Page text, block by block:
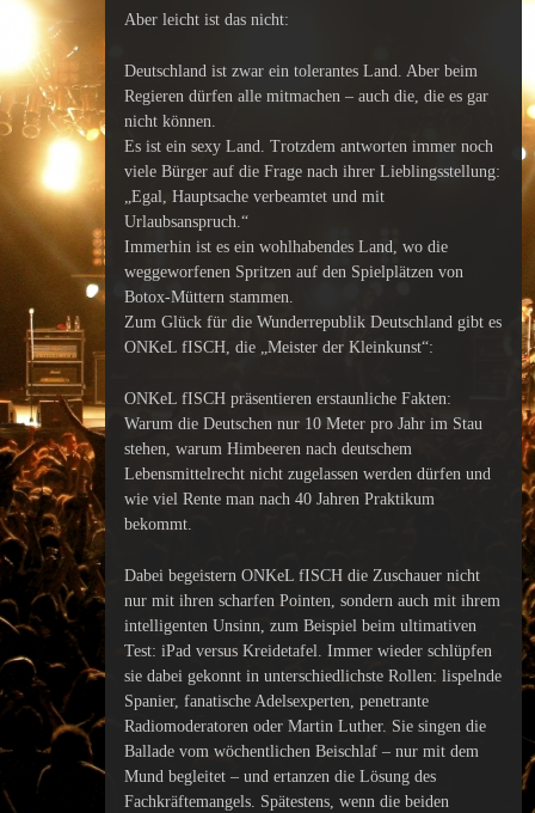
Aber leicht ist das nicht:
Deutschland ist zwar ein tolerantes Land. Aber beim
Regieren dürfen alle mitmachen – auch die, die es gar
nicht können.
Es ist ein sexy Land. Trotzdem antworten immer noch
viele Bürger auf die Frage nach ihrer Lieblingsstellung:
„Egal, Hauptsache verbeamtet und mit
Urlaubsanspruch.“
Immerhin ist es ein wohlhabendes Land, wo die
weggeworfenen Spritzen auf den Spielplätzen von
Botox-Müttern stammen.
Zum Glück für die Wunderrepublik Deutschland gibt es
ONKeL fISCH, die „Meister der Kleinkunst“:
ONKeL fISCH präsentieren erstaunliche Fakten:
Warum die Deutschen nur 10 Meter pro Jahr im Stau
stehen, warum Himbeeren nach deutschem
Lebensmittelrecht nicht zugelassen werden dürfen und
wie viel Rente man nach 40 Jahren Praktikum
bekommt.
Dabei begeistern ONKeL fISCH die Zuschauer nicht
nur mit ihren scharfen Pointen, sondern auch mit ihrem
intelligenten Unsinn, zum Beispiel beim ultimativen
Test: iPad versus Kreidetafel. Immer wieder schlüpfen
sie dabei gekonnt in unterschiedlichste Rollen: lispelnde
Spanier, fanatische Adelsexperten, penetrante
Radiomoderatoren oder Martin Luther. Sie singen die
Ballade vom wöchentlichen Beischlaf – nur mit dem
Mund begleitet – und ertanzen die Lösung des
Fachkräftemangels. Spätestens, wenn die beiden